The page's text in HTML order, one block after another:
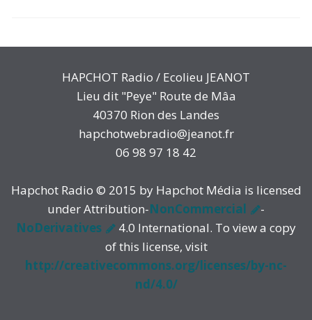
HAPCHOT Radio / Ecolieu JEANOT
Lieu dit "Peye" Route de Mâa
40370 Rion des Landes
hapchotwebradio@jeanot.fr
06 98 97 18 42
Hapchot Radio © 2015 by Hapchot Média is licensed
under Attribution-NonCommercial
-
NoDerivatives
4.0 International. To view a copy
of this license, visit
http://creativecommons.org/licenses/by-nc-
nd/4.0/